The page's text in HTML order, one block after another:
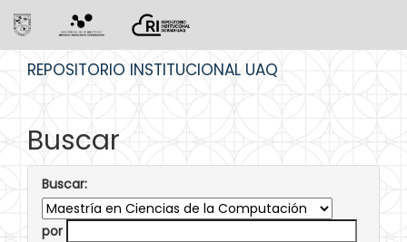
REPOSITORIO INSTITUCIONAL UAQ
Buscar
Buscar:
por